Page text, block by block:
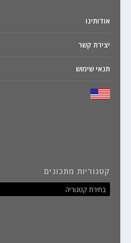
אודותינו
יצירת קשר
תנאי שימוש
קטגוריות מתכונים